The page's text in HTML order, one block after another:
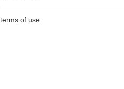
terms of use